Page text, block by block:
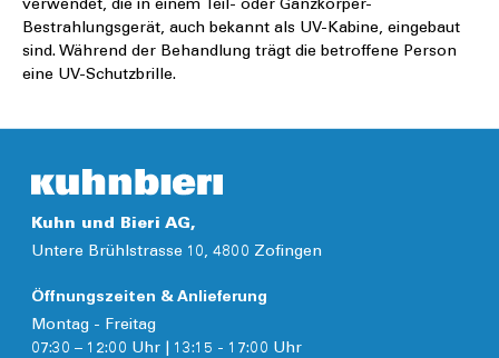
verwendet, die in einem Teil- oder Ganzkörper-
Bestrahlungsgerät, auch bekannt als UV-Kabine, eingebaut
sind. Während der Behandlung trägt die betroffene Person
eine UV-Schutzbrille.
Kuhn und Bieri AG,
Untere Brühlstrasse 10, 4800 Zofingen
Öffnungszeiten & Anlieferung
Montag - Freitag
07:30 – 12:00 Uhr | 13:15 - 17:00 Uhr